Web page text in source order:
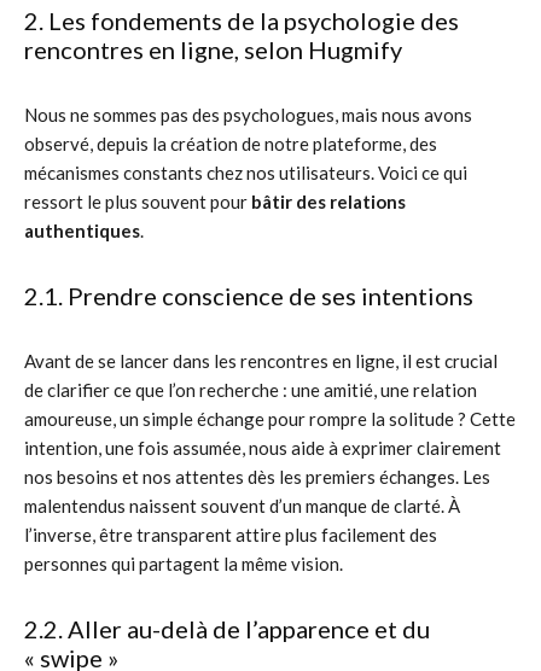
2. Les fondements de la psychologie des
rencontres en ligne, selon Hugmify
Nous ne sommes pas des psychologues, mais nous avons
observé, depuis la création de notre plateforme, des
mécanismes constants chez nos utilisateurs. Voici ce qui
ressort le plus souvent pour bâtir des relations
authentiques
2.1. Prendre conscience de ses intentions
Avant de se lancer dans les rencontres en ligne, il est crucial
de clarifier ce que l’on recherche : une amitié, une relation
amoureuse, un simple échange pour rompre la solitude ? Cette
intention, une fois assumée, nous aide à exprimer clairement
nos besoins et nos attentes dès les premiers échanges. Les
malentendus naissent souvent d’un manque de clarté. À
l’inverse, être transparent attire plus facilement des
personnes qui partagent la même vision.
2.2. Aller au-delà de l’apparence et du
« swipe »